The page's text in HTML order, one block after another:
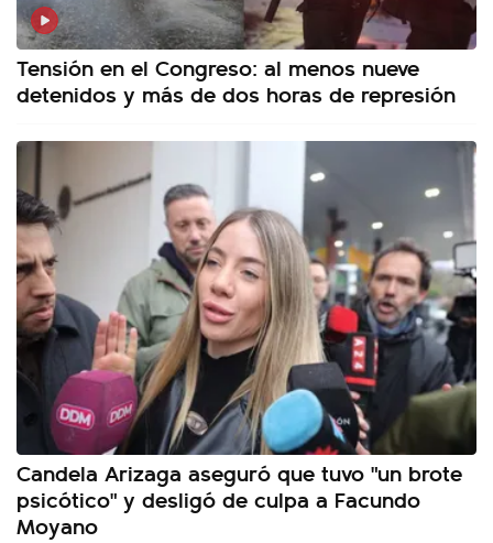
Tensión en el Congreso: al menos nueve
detenidos y más de dos horas de represión
Candela Arizaga aseguró que tuvo "un brote
psicótico" y desligó de culpa a Facundo
Moyano